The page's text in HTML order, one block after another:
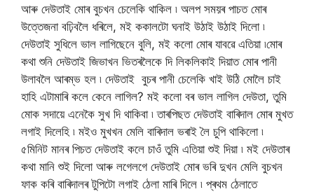
আৰু দেউতাই মোৰ বুচখন চেলেকি থাকিল ৷ অলপ সময়ৰ পাচত মোৰ
উত্তেজনা বঢ়িবলৈ ধৰিলে, মই ককালটো ঘনাই উঠাই উঠাই দিলো ৷
দেউতাই সুধিলে ভাল লাগিছেনে বুলি, মই কলো মোৰ যাবৱে এতিয়া ৷মোৰ
কথা শুনি দেউতাই জিভাখন ভিতৰলৈকে দি লিকলিকাই দিয়াত মোৰ পানী
উলাবলৈ আৰম্ভ হল ৷ দেউতাই বুচৰ পানী চেলেকি খাই উঠি মোলৈ চাই
হাহি এটামাৰি কলে কেনে লাগিল? মই কলো বৰ ভাল লাগিল দেউতা, তুমি
মোক সদায়ে এনেকৈ সুখ দি থাকিবা ৷ তাৰপিছত দেউতাই বাৰিদাল মোৰ মুখত
লগাই দিলেহি ৷ মইও মুখখন মেলি বাৰিদাল ভৰাই লৈ চুপি থাকিলো ৷
৫মিনিট মানৰ পিচত দেউতাই কলে চাওঁ তুমি এতিয়া শুই দিয়া ৷ মই দেউতাৰ
কথা মানি শুই দিলো আৰু লগেলগে দেউতাই মোৰ ভৰি দুখন মেলি বুচখন
ফাক কৰি বাৰিদালৰ টুপিটো লগাই ঠেলা মাৰি দিলে ৷ প্ৰথম ঠেলাতে